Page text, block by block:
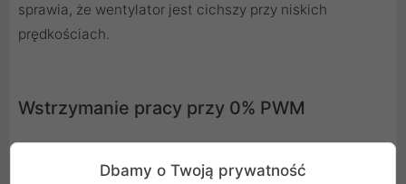
sprawia, że ​​wentylator jest cichszy przy niskich
prędkościach.
Wstrzymanie pracy przy 0% PWM
przez płytę główną lub kontroler PWM, zatrzyma się. To
Dbamy o Twoją prywatność